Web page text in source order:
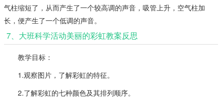
气柱缩短了，从而产生了一个较高调的声音，吸管上升，空气柱加
长，便产生了一个低调的声音。
7、大班科学活动美丽的彩虹教案反思
教学目标：
1.观察图片，了解彩虹的特征。
2.了解彩虹的七种颜色及其排列顺序。